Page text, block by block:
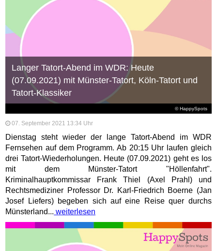
© HappySpots
Langer Tatort-Abend im WDR: Heute
(07.09.2021) mit Münster-Tatort, Köln-Tatort und
Tatort-Klassiker
07. September 2021 13:34 Uhr
Dienstag steht wieder der lange Tatort-Abend im WDR
Fernsehen auf dem Programm. Ab 20:15 Uhr laufen gleich
drei Tatort-Wiederholungen. Heute (07.09.2021) geht es los
mit dem Münster-Tatort "Höllenfahrt".
Kriminalhauptkommissar Frank Thiel (Axel Prahl) und
Rechtsmediziner Professor Dr. Karl-Friedrich Boerne (Jan
Josef Liefers) begeben sich auf eine Reise quer durchs
Münsterland... weiterlesen